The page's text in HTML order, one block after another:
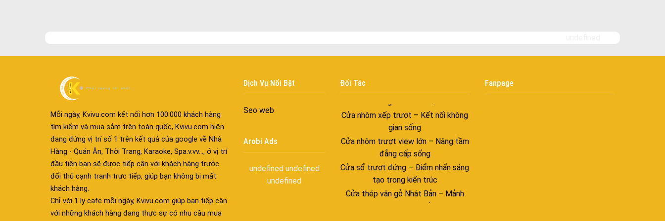
Mỗi ngày, Kvivu.com kết nối hơn 100.000 khách hàng
tìm kiếm và mua sắm trên toàn quốc, Kvivu.com hiện
đang đứng vị trí số 1 trên kết quả của google về Nhà
Hàng - Quán Ăn, Thời Trang, Karaoke, Spa.v.vv..., ở vị trí
đầu tiên bạn sẽ được tiếp cận với khách hàng trước
đối thủ cạnh tranh trực tiếp, giúp bạn không bị mất
khách hàng.
Chỉ với 1 ly cafe mỗi ngày, Kvivu.com giúp bạn tiếp cận
với những khách hàng đang thực sự có nhu cầu mua
Dịch Vụ Nổi Bật
Seo web
Arobi Ads
undefined undefined
undefined
Đối Tác
Cửa nhôm cách âm – Sự yên bình
Cửa nhôm thông gió – Đưa sinh khí
vào ngôi nhà của bạn
Cửa nhôm xếp trượt – Kết nối không
gian sống
Cửa nhôm trượt view lớn – Nâng tầm
đẳng cấp sống
Cửa sổ trượt đứng – Điểm nhấn sáng
tạo trong kiến trúc
Cửa thép vân gỗ Nhật Bản – Mảnh
ghép cho phong cách kiến trúc hiện
Fanpage